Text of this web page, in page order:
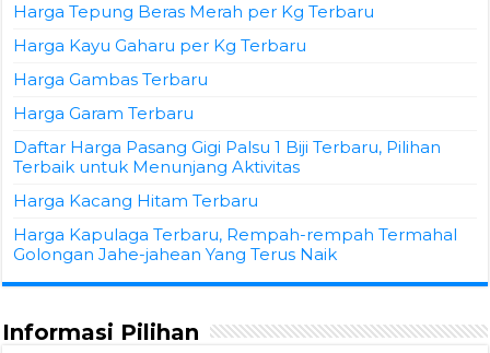
Harga Tepung Beras Merah per Kg Terbaru
Harga Kayu Gaharu per Kg Terbaru
Harga Gambas Terbaru
Harga Garam Terbaru
Daftar Harga Pasang Gigi Palsu 1 Biji Terbaru, Pilihan
Terbaik untuk Menunjang Aktivitas
Harga Kacang Hitam Terbaru
Harga Kapulaga Terbaru, Rempah-rempah Termahal
Golongan Jahe-jahean Yang Terus Naik
Informasi Pilihan